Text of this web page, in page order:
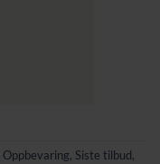
Oppbevaring, Siste tilbud,